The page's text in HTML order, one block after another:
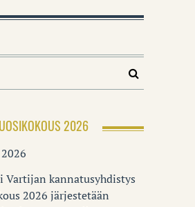
2026
Vartijan kannatusyhdistys
2026 järjestetään